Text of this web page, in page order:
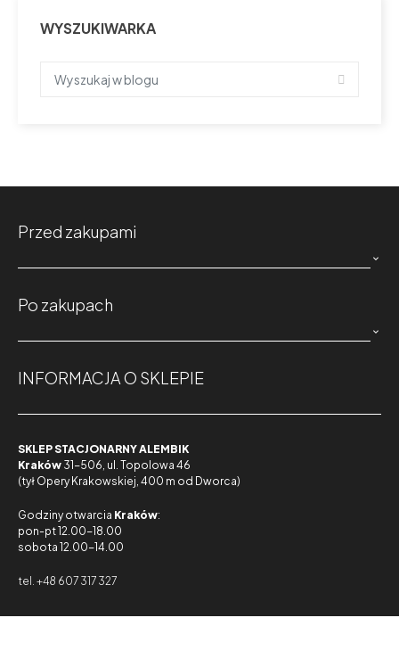
WYSZUKIWARKA
Przed zakupami

Po zakupach

INFORMACJA O SKLEPIE
SKLEP STACJONARNY ALEMBIK
Kraków 31-506, ul. Topolowa 46
(tył Opery Krakowskiej, 400 m od Dworca)
Godziny otwarcia Kraków:
pon-pt 12.00-18.00
sobota 12.00-14.00
tel. +48 607 317 327